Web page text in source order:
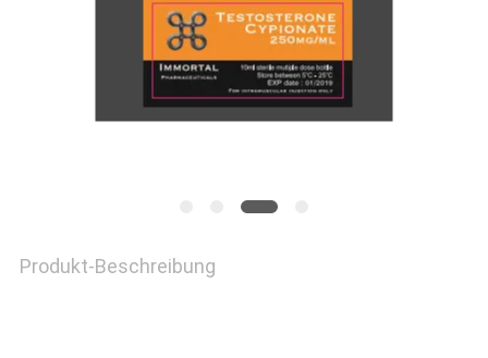
Produkt-Beschreibung